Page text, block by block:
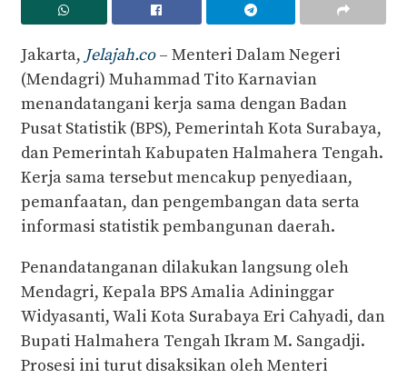
Jakarta, Jelajah.co– Menteri Dalam Negeri
(Mendagri) Muhammad Tito Karnavian
menandatangani kerja sama dengan Badan
Pusat Statistik (BPS), Pemerintah Kota Surabaya,
dan Pemerintah Kabupaten Halmahera Tengah.
Kerja sama tersebut mencakup penyediaan,
pemanfaatan, dan pengembangan data serta
informasi statistik pembangunan daerah.
Penandatanganan dilakukan langsung oleh
Mendagri, Kepala BPS Amalia Adininggar
Widyasanti, Wali Kota Surabaya Eri Cahyadi, dan
Bupati Halmahera Tengah Ikram M. Sangadji.
Prosesi ini turut disaksikan oleh Menteri